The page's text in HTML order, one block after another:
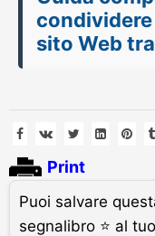
sito Web
Print
Puoi salvare
segnalibro ⭐ al